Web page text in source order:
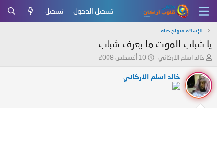
تسجيل الدخول تسجيل
الإسلام منهاج حياة
يا شباب الموت ما يعرف شباب
ب
د
ئ
ا
ل
م
خالد اسلم الاركاني
ت
ر
ل
10 أغسطس 2008
خالد اسلم الاركاني